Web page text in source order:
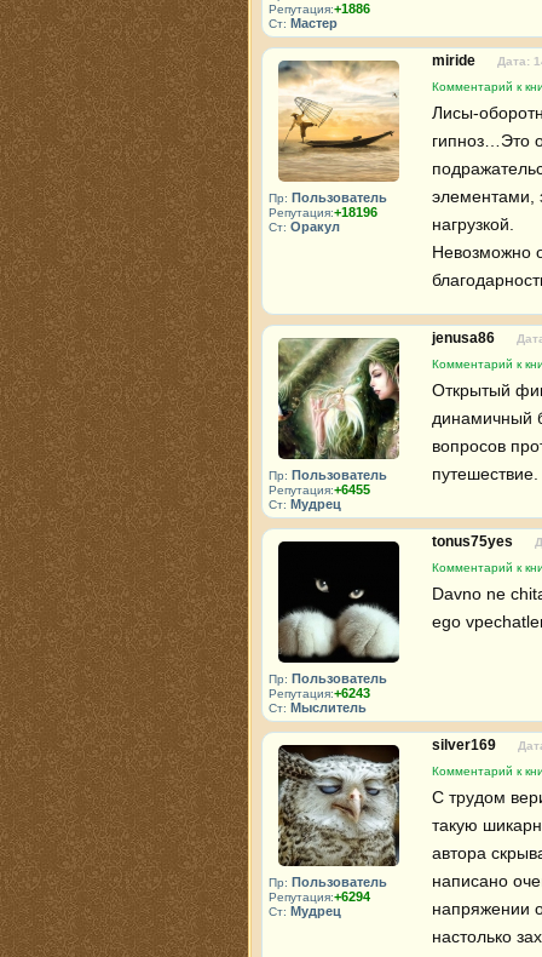
Репутация:+1886
Ст: Мастер
Пр: Пользователь
Репутация:+18196
Ст: Оракул
miride
Дата:
Комментарий к
Лисы-
гипноз…Это
элементами,
нагрузкой.
Невозможно
Пр: Пользователь
Репутация:+6455
Ст: Мудрец
jenusa86
Комментарий к
Открытый
динамичный
вопросов
путешествие.
Пр: Пользователь
Репутация:+6243
Ст: Мыслитель
tonus75yes
Комментарий к
Davno ne
ego
Пр: Пользователь
Репутация:+6294
Ст: Мудрец
silver169
Комментарий к
С трудом
такую
автора
написано
напряжении
настолько